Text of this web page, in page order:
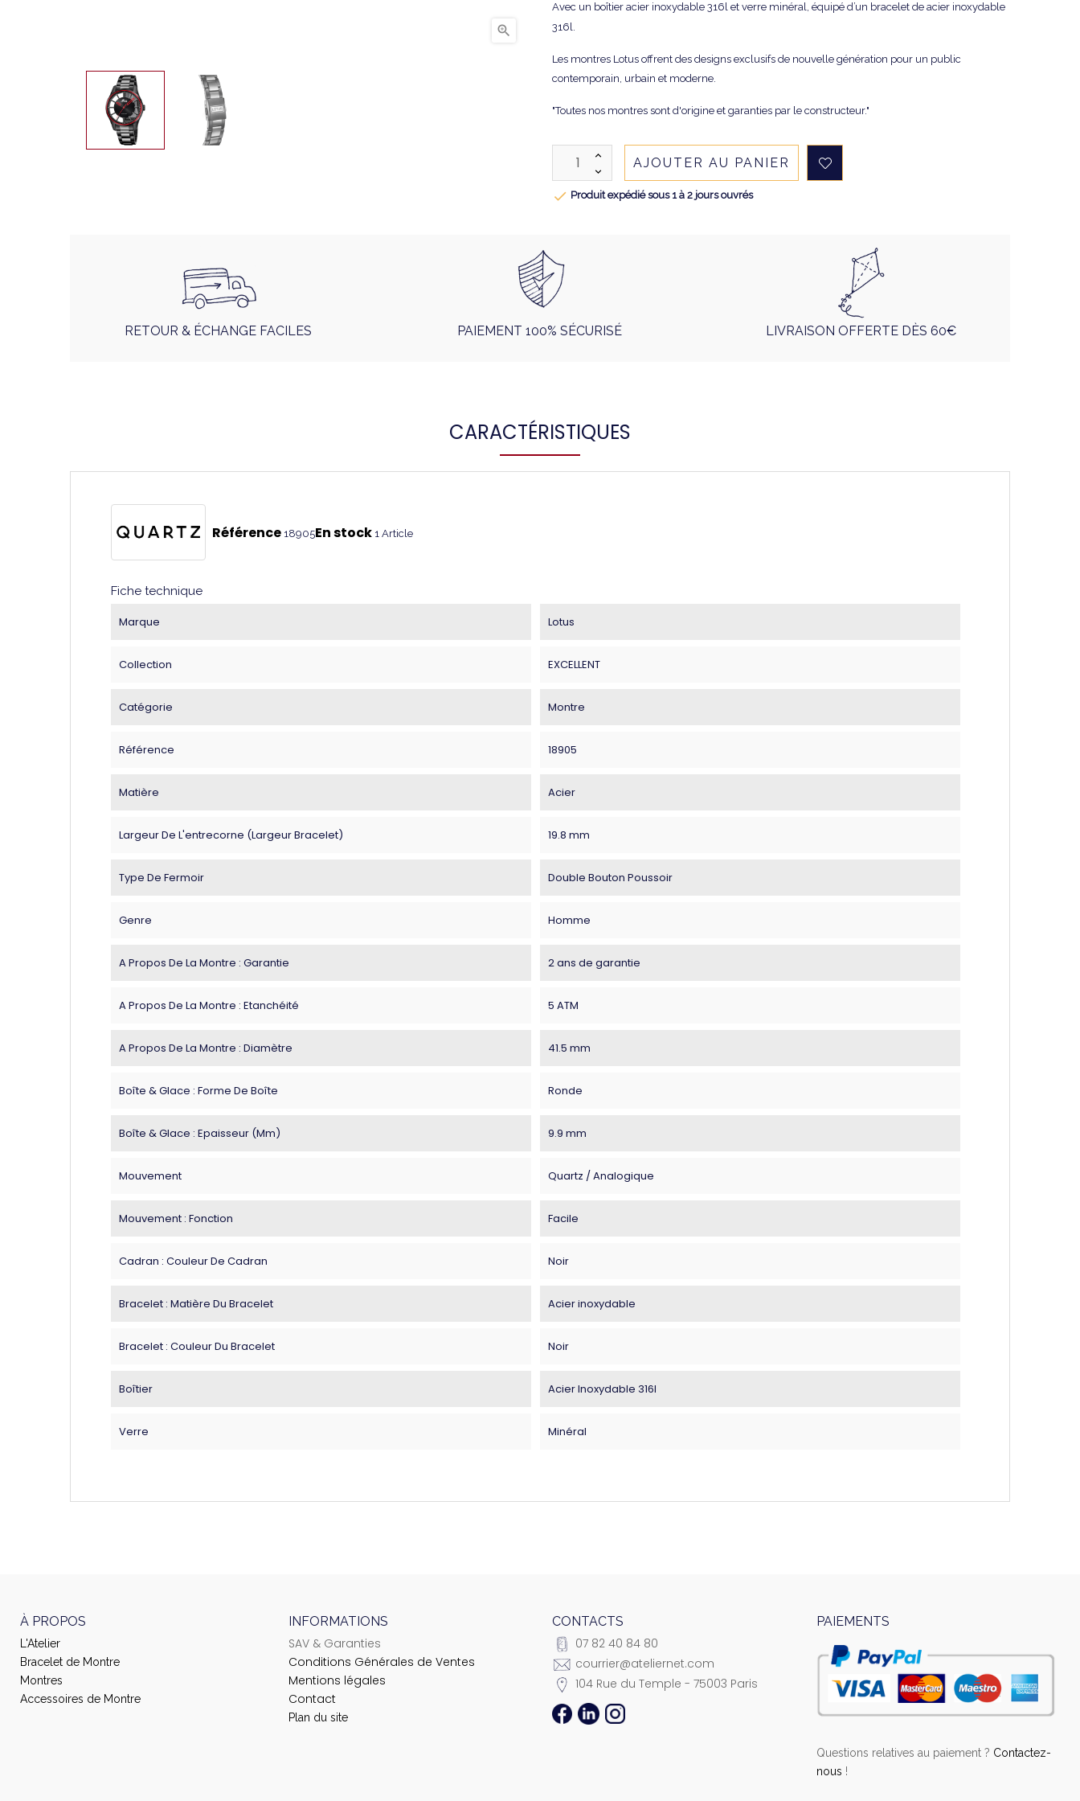

Avec un boîtier acier inoxydable 316l et verre minéral, équipé d’un bracelet de acier inoxydable
316l.
Les montres Lotus offrent des designs exclusifs de nouvelle génération pour un public
contemporain, urbain et moderne.
"Toutes nos montres sont d'origine et garanties par le constructeur."
AJOUTER AU PANIER
 Produit expédié sous 1 à 2 jours ouvrés
RETOUR & ÉCHANGE FACILES PAIEMENT 100% SÉCURISÉ LIVRAISON OFFERTE DÈS 60€
CARACTÉRISTIQUES
Référence 18905En stock 1 Article
Fiche technique
Marque Lotus
Collection EXCELLENT
Catégorie Montre
Référence 18905
Matière Acier
Largeur De L'entrecorne (largeur Bracelet) 19.8 mm
Type De Fermoir Double Bouton Poussoir
Genre Homme
A Propos De La Montre : Garantie 2 ans de garantie
A Propos De La Montre : Etanchéité 5 ATM
A Propos De La Montre : Diamètre 41.5 mm
Boîte & Glace : Forme De Boîte Ronde
Boîte & Glace : Epaisseur (mm) 9.9 mm
Mouvement Quartz / Analogique
Mouvement : Fonction Facile
Cadran : Couleur De Cadran Noir
Bracelet : Matière Du Bracelet Acier inoxydable
Bracelet : Couleur Du Bracelet Noir
Boîtier Acier Inoxydable 316l
Verre Minéral
À PROPOS
L'Atelier
Bracelet de Montre
Montres
Accessoires de Montre
INFORMATIONS
SAV & Garanties
Conditions Générales de Ventes
Mentions légales
Contact
Plan du site
CONTACTS
07 82 40 84 80
courrier@ateliernet.com
104 Rue du Temple - 75003 Paris
PAIEMENTS
Questions relatives au paiement ? Contactez-
nous !